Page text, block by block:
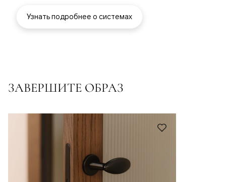
Узнать подробнее о системах
ЗАВЕРШИТЕ ОБРАЗ